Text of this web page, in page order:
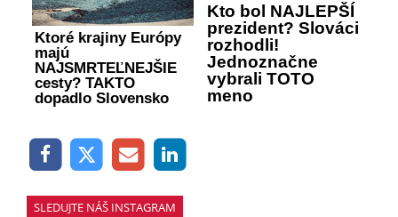
Ktoré krajiny Európy
majú
NAJSMRTEĽNEJŠIE
cesty? TAKTO
dopadlo Slovensko
Kto bol NAJLEPŠÍ
prezident? Slováci
rozhodli!
Jednoznačne
vybrali TOTO
meno
SLEDUJTE NÁŠ INSTAGRAM